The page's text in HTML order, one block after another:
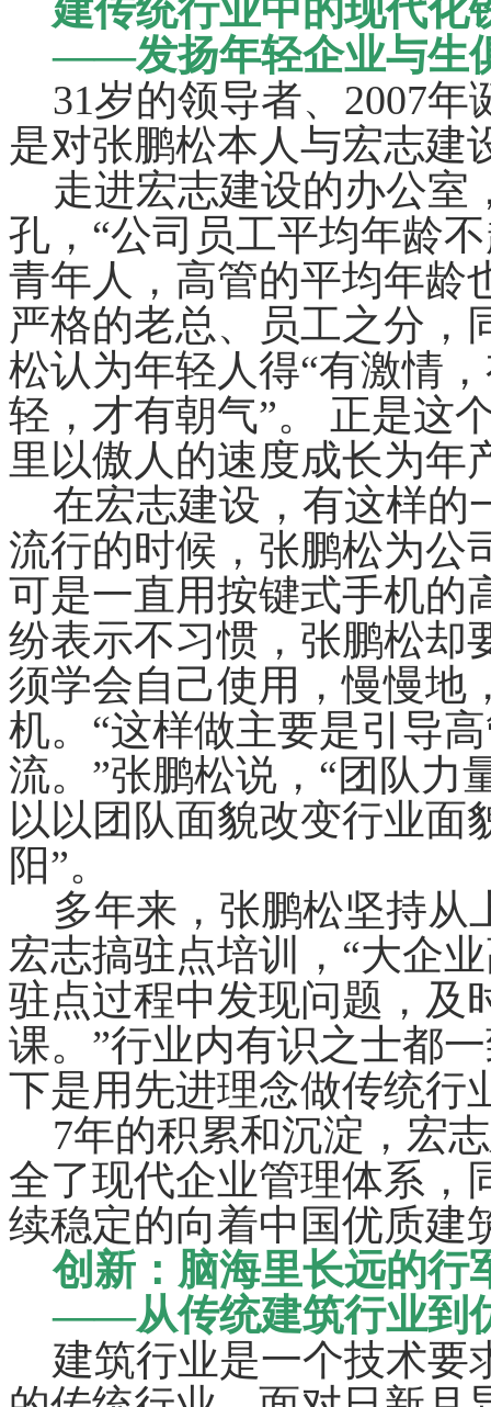
建传统行业中的现代化
——发扬年轻企业与生
31岁的领导者、2007
是对张鹏松本人与宏志建
走进宏志建设的办公室
孔，“公司员工平均年龄
青年人，高管的平均年龄
严格的老总、员工之分，
松认为年轻人得“有激情
轻，才有朝气”。 正是这
里以傲人的速度成长为年
在宏志建设，有这样的
流行的时候，张鹏松为公
可是一直用按键式手机的
纷表示不习惯，张鹏松却
须学会自己使用，慢慢地
机。“这样做主要是引导
流。”张鹏松说，“团队力
以以团队面貌改变行业面
阳”。
多年来，张鹏松坚持从
宏志搞驻点培训，“大企
驻点过程中发现问题，及
课。”行业内有识之士都
下是用先进理念做传统行
7年的积累和沉淀，宏
全了现代企业管理体系，
续稳定的向着中国优质建
创新：脑海里长远的行
——从传统建筑行业到
建筑行业是一个技术要